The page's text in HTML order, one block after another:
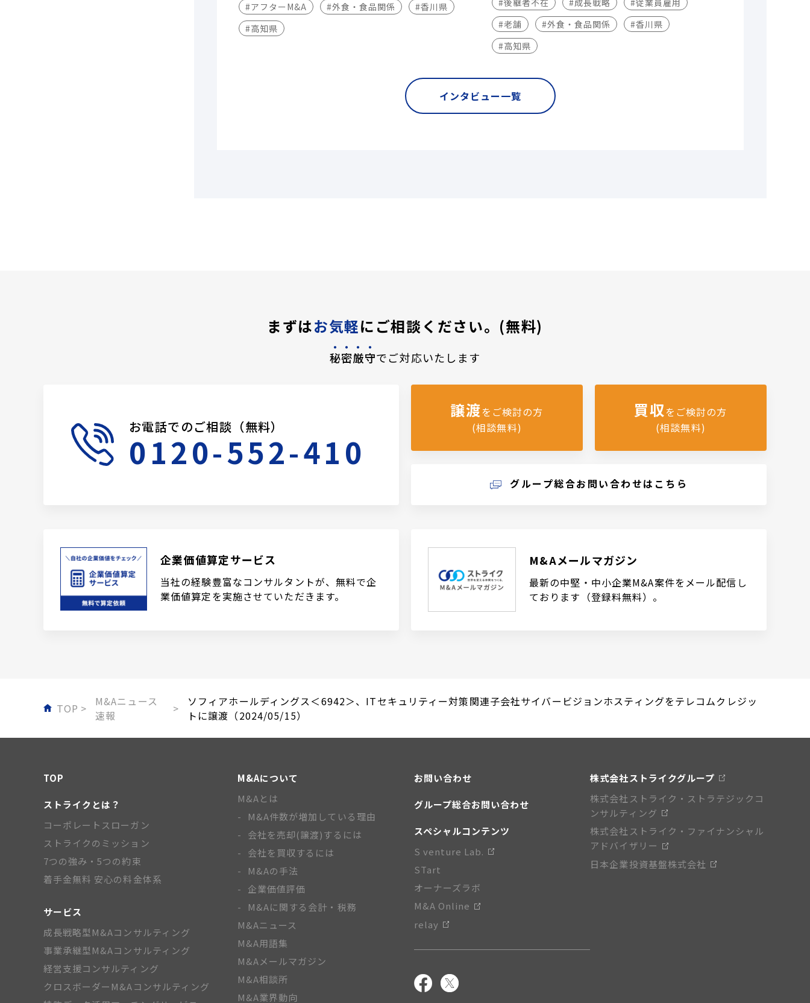
#アフターM&A
#外食・食品関係
#香川県
#高知県
#老舗
#外食・食品関係
#香川県
#高知県
インタビュー一覧
まずはお気軽にご相談ください。(無料)
秘密厳守でご対応いたします
お電話でのご相談（無料）
0120-552-410
譲渡をご検討の方
(相談無料)
買収をご検討の方
(相談無料)
グループ総合お問い合わせはこちら
企業価値算定サービス
当社の経験豊富なコンサルタントが、無料で企
業価値算定を実施させていただきます。
M&Aメールマガジン
最新の中堅・中小企業M&A案件をメール配信し
ております（登録料無料）。
TOP
M&Aニュース
速報
ソフィアホールディングス＜6942＞、ITセキュリティー対策関連子会社サイバービジョンホスティングをテレコムクレジッ
トに譲渡（2024/05/15）
TOP
ストライクとは？
コーポレートスローガン
ストライクのミッション
7つの強み・5つの約束
着手金無料 安心の料金体系
サービス
成長戦略型M&Aコンサルティング
事業承継型M&Aコンサルティング
経営支援コンサルティング
クロスボーダーM&Aコンサルティング
M&Aについて
M&Aとは
M&A件数が増加している理由
会社を売却(譲渡)するには
会社を買収するには
M&Aの手法
企業価値評価
M&Aに関する会計・税務
M&Aニュース
M&A用語集
M&Aメールマガジン
M&A相談所
M&A業界動向
お問い合わせ
グループ総合お問い合わせ
スペシャルコンテンツ
S venture Lab.
STart
オーナーズラボ
M&A Online
relay
株式会社ストライクグループ
株式会社ストライク・ストラテジックコ
ンサルティング
株式会社ストライク・ファイナンシャル
アドバイザリー
日本企業投資基盤株式会社